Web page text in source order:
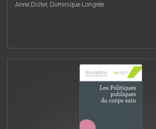
Anne Dister, Dominique Longrée